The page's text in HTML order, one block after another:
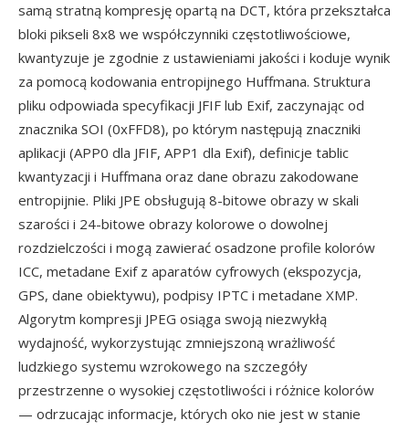
samą stratną kompresję opartą na DCT, która przekształca
bloki pikseli 8x8 we współczynniki częstotliwościowe,
kwantyzuje je zgodnie z ustawieniami jakości i koduje wynik
za pomocą kodowania entropijnego Huffmana. Struktura
pliku odpowiada specyfikacji JFIF lub Exif, zaczynając od
znacznika SOI (0xFFD8), po którym następują znaczniki
aplikacji (APP0 dla JFIF, APP1 dla Exif), definicje tablic
kwantyzacji i Huffmana oraz dane obrazu zakodowane
entropijnie. Pliki JPE obsługują 8-bitowe obrazy w skali
szarości i 24-bitowe obrazy kolorowe o dowolnej
rozdzielczości i mogą zawierać osadzone profile kolorów
ICC, metadane Exif z aparatów cyfrowych (ekspozycja,
GPS, dane obiektywu), podpisy IPTC i metadane XMP.
Algorytm kompresji JPEG osiąga swoją niezwykłą
wydajność, wykorzystując zmniejszoną wrażliwość
ludzkiego systemu wzrokowego na szczegóły
przestrzenne o wysokiej częstotliwości i różnice kolorów
— odrzucając informacje, których oko nie jest w stanie